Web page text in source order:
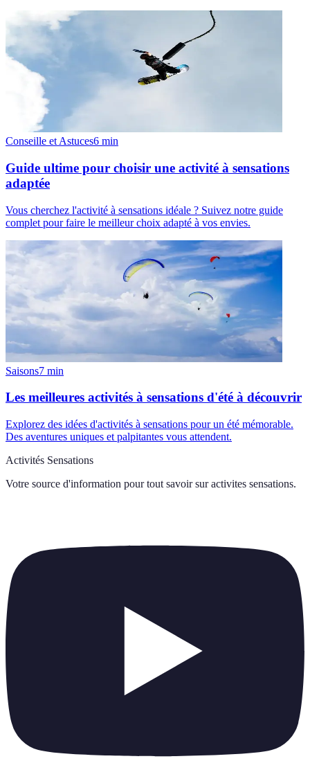
Conseille et Astuces6 min
Guide ultime pour choisir une activité à sensations
adaptée
Vous cherchez l'activité à sensations idéale ? Suivez notre guide
complet pour faire le meilleur choix adapté à vos envies.
Saisons7 min
Les meilleures activités à sensations d'été à découvrir
Explorez des idées d'activités à sensations pour un été mémorable.
Des aventures uniques et palpitantes vous attendent.
Activités Sensations
Votre source d'information pour tout savoir sur activites sensations.